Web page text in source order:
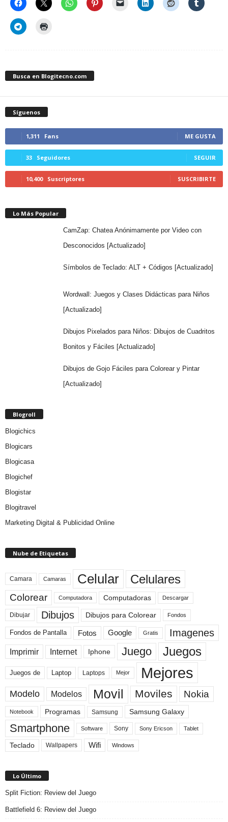
Busca en Blogitecno.com
Síguenos
1,311 Fans ME GUSTA
33 Seguidores SEGUIR
10,400 Suscriptores SUSCRIBIRTE
Lo Más Popular
CamZap: Chatea Anónimamente por Video con
Desconocidos [Actualizado]
Símbolos de Teclado: ALT + Códigos [Actualizado]
Wordwall: Juegos y Clases Didácticas para Niños
[Actualizado]
Dibujos Pixelados para Niños: Dibujos de Cuadritos
Bonitos y Fáciles [Actualizado]
Dibujos de Gojo Fáciles para Colorear y Pintar
[Actualizado]
Blogroll
Blogichics
Blogicars
Blogicasa
Blogichef
Blogistar
Blogitravel
Marketing Digital & Publicidad Online
Nube de Etiquetas
Camara Camaras Celular Celulares
Colorear Computadora Computadoras Descargar
Dibujar Dibujos Dibujos para Colorear Fondos
Fondos de Pantalla Fotos Google Gratis Imagenes
Imprimir Internet Iphone Juego Juegos
Juegos de Laptop Laptops Mejor Mejores
Modelo Modelos Movil Moviles Nokia
Notebook Programas Samsung Samsung Galaxy
Smartphone Software Sony Sony Ericson Tablet
Teclado Wallpapers Wifi Windows
Lo Último
Split Fiction: Review del Juego
Battlefield 6: Review del Juego